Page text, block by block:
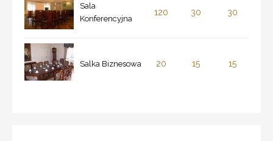
Sala
Konferencyjna
120 30 30
Salka Biznesowa 20 15 15